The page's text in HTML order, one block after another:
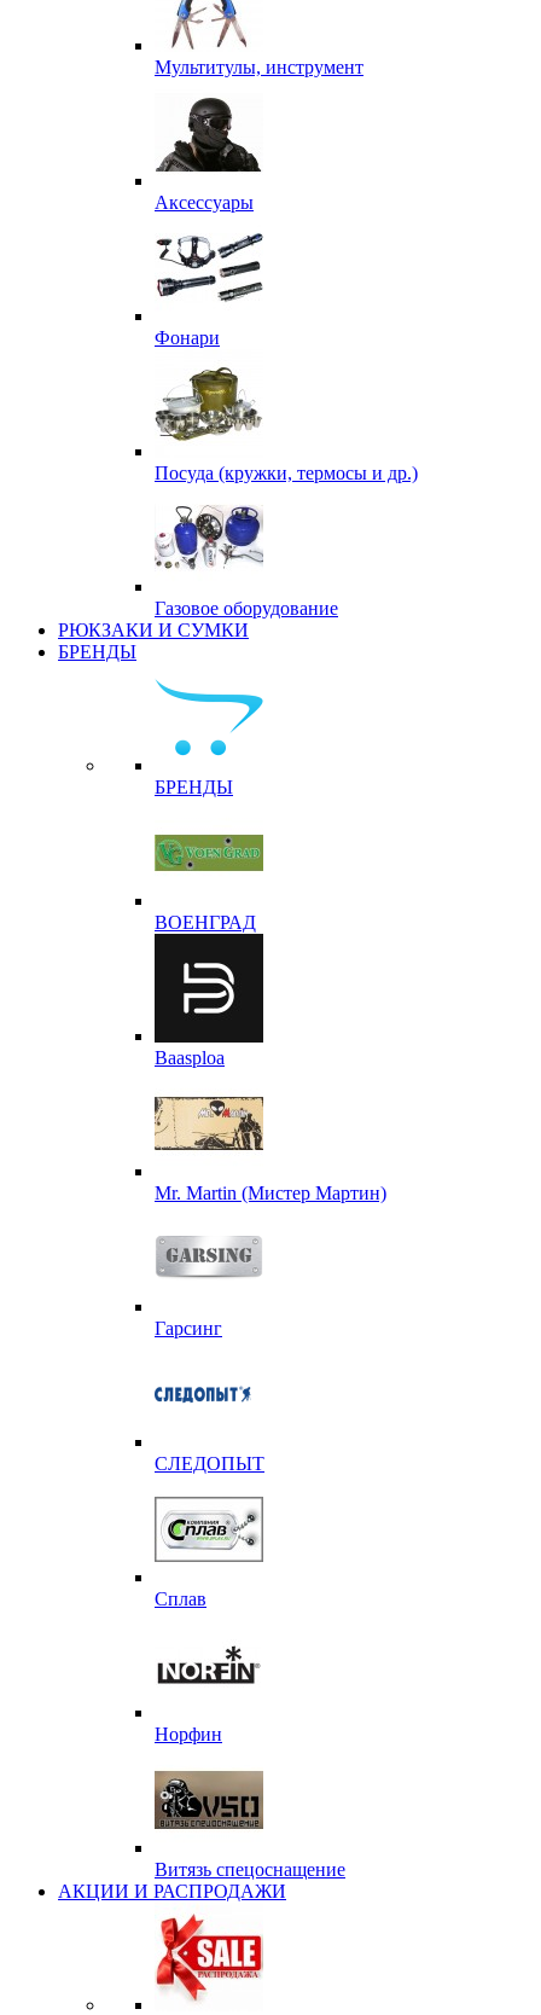
Мультитулы, инструмент
Аксессуары
Фонари
Посуда (кружки, термосы и др.)
Газовое оборудование
РЮКЗАКИ И СУМКИ
БРЕНДЫ
БРЕНДЫ
ВОЕНГРАД
Baasploa
Mr. Martin (Мистер Мартин)
Гарсинг
СЛЕДОПЫТ
Сплав
Норфин
Витязь спецоснащение
АКЦИИ И РАСПРОДАЖИ